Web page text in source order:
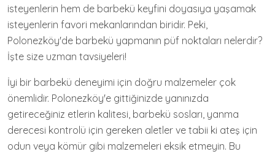
isteyenlerin hem de barbekü keyfini doyasıya yaşamak
isteyenlerin favori mekanlarından biridir. Peki,
Polonezköy'de barbekü yapmanın püf noktaları nelerdir?
İşte size uzman tavsiyeleri!
İyi bir barbekü deneyimi için doğru malzemeler çok
önemlidir. Polonezköy'e gittiğinizde yanınızda
getireceğiniz etlerin kalitesi, barbekü sosları, yanma
derecesi kontrolü için gereken aletler ve tabii ki ateş için
odun veya kömür gibi malzemeleri eksik etmeyin. Bu